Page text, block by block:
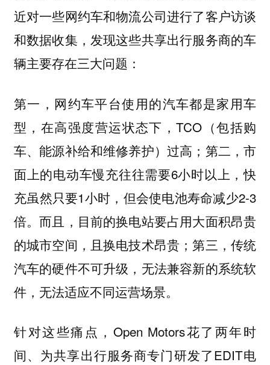
近对一些网约车和物流公司进行了客户访谈
和数据收集，发现这些共享出行服务商的车
辆主要存在三大问题：
第一，网约车平台使用的汽车都是家用车
型，在高强度营运状态下，TCO（包括购
车、能源补给和维修养护）过高；第二，市
面上的电动车慢充往往需要6小时以上，快
充虽然只要1小时，但会使电池寿命减少2-3
倍。而且，目前的换电站要占用大面积昂贵
的城市空间，且换电技术昂贵；第三，传统
汽车的硬件不可升级，无法兼容新的系统软
件，无法适应不同运营场景。
针对这些痛点，Open Motors花了两年时
间、为共享出行服务商专门研发了EDIT电